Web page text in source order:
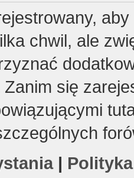
chwil, ale
się
|